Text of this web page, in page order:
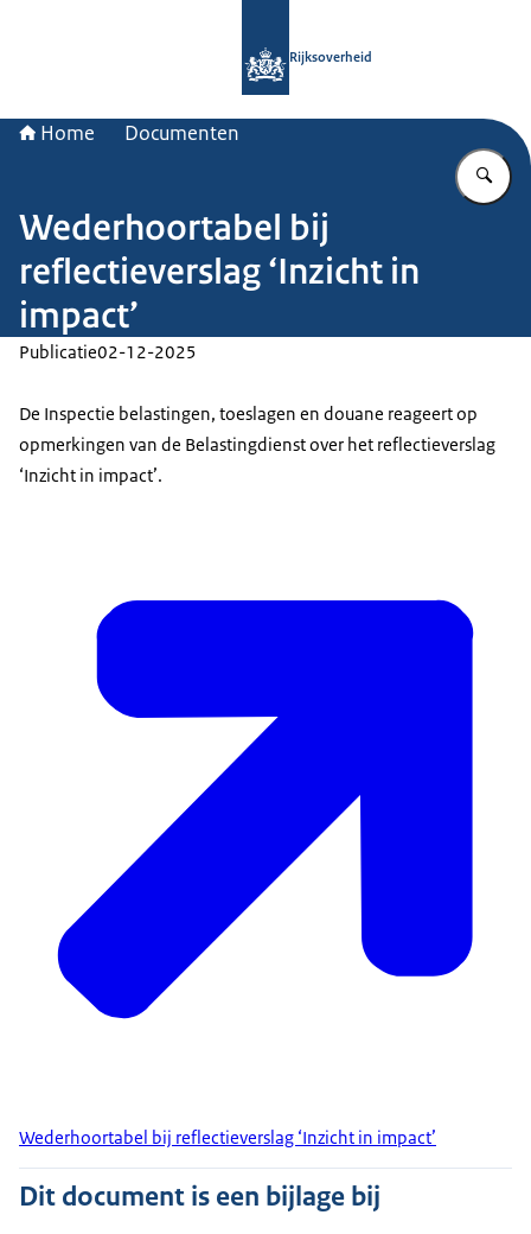
Rijksoverheid
Home Documenten
Wederhoortabel bij
reflectieverslag ‘Inzicht in
impact’
Publicatie02-12-2025
De Inspectie belastingen, toeslagen en douane reageert op
opmerkingen van de Belastingdienst over het reflectieverslag
‘Inzicht in impact’.
Wederhoortabel bij reflectieverslag ‘Inzicht in impact’
Dit document is een bijlage bij